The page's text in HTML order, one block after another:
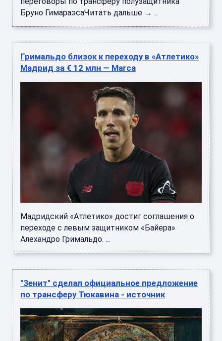
Бруно ГимараэсаЧитать дальше → ...
Гримальдо близок к переходу в «Атлетико»
Мадрид за € 12 млн — Marca
Мадридский «Атлетико» достиг соглашения о
переходе с левым защитником «Байера»
Алехандро Гримальдо. ...
"Зенит" сделал официальное предложение
по трансферу Тюкавина - источник